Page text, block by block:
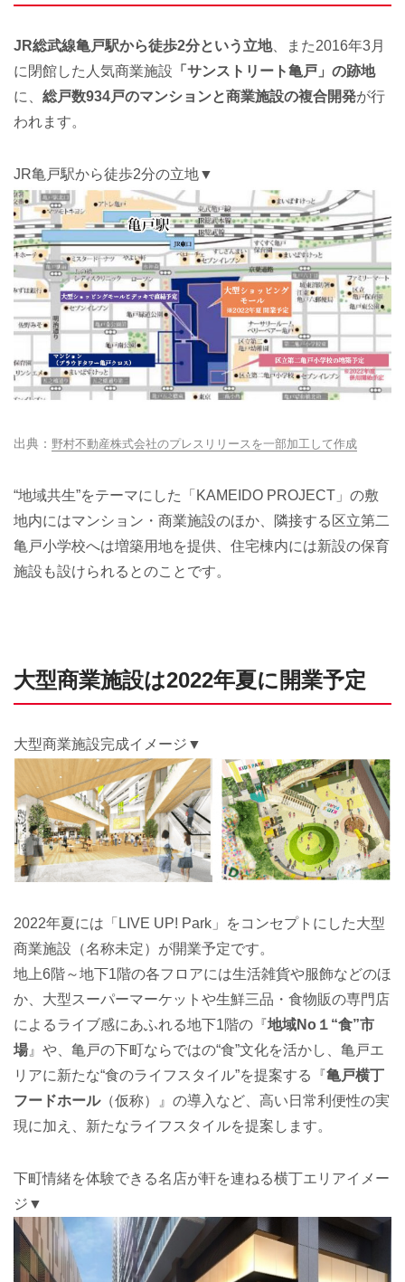
JR総武線亀戸駅から徒歩2分という立地、また2016年3月
に閉館した人気商業施設 「サンストリート亀戸」の跡地
に、 総戸数934戸のマンションと商業施設の複合開発が行
われます。
JR亀戸駅から徒歩2分の立地▼
野村不動産株式会社のプレスリリースを一部加工して作成
“地域共生”をテーマにした「KAMEIDO PROJECT」の敷
地内にはマンション・商業施設のほか、隣接する区立第二
亀戸小学校へは増築用地を提供、住宅棟内には新設の保育
施設も設けられるとのことです。
大型商業施設は2022年夏に開業予定
大型商業施設完成イメージ▼
2022年夏には「LIVE UP! Park」をコンセプトにした大型
商業施設（名称未定）が開業予定です。
地上6階～地下1階の各フロアには生活雑貨や服飾などのほ
か、大型スーパーマーケットや生鮮三品・食物販の専門店
によるライブ感にあふれる地下1階の『地域No１“食”市
場』や、亀戸の下町ならではの“食”文化を活かし、亀戸エ
リアに新たな“食のライフスタイル”を提案する『亀戸横丁
フードホール（仮称）』の導入など、高い日常利便性の実
現に加え、新たなライフスタイルを提案します。
下町情緒を体験できる名店が軒を連ねる横丁エリアイメー
ジ▼